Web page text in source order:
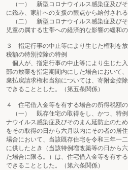
（一） 新型コロナウイルス感染症及び
に鑑み、家計への支援の観点から給付され
（二） 新型コロナウイルス感染症及びそ
児童の属する世帯への経済的な影響の緩和
３ 指定行事の中止等により生じた権利を
税額の特別控除の特例
個人が、指定行事の中止等により生じた
部の放棄を指定期間内にした場合において
棄払戻請求権相当額については、寄附金控
できることとした。（第五条関係）
４ 住宅借入金等を有する場合の所得税額
（一） 既存住宅の取得をし、かつ、特例
ナウイルス感染症及びそのまん延防止のた
をその取得の日から六月以内にその者の居
場合において、当該既存住宅を令和三年一
に供したとき（当該特例増改築等の日から
た場合に限る。）は、住宅借入金等を有す
できることとした。（第六条関係）